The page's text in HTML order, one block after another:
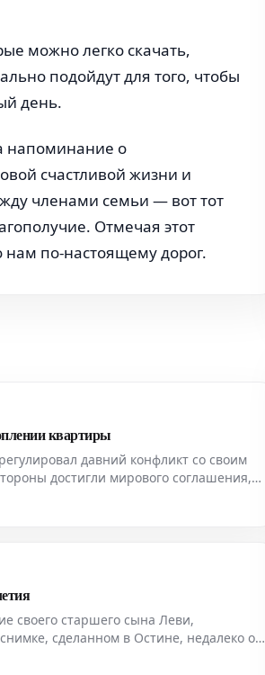
можно легко скачать,
подойдут для того, чтобы
день.
напоминание о
счастливой жизни и
членами семьи — вот тот
Отмечая этот
нам по-настоящему дорог.
квартиры
давний конфликт со своим
достигли мирового соглашения,
своего старшего сына Леви,
сделанном в Остине, недалеко от